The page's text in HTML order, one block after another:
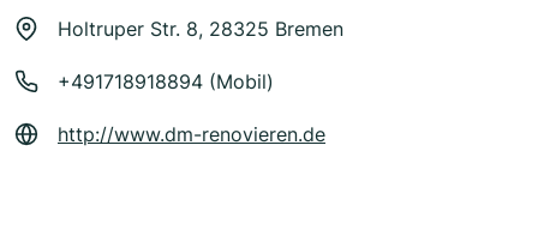
Holtruper Str. 8, 28325 Bremen
+491718918894 (Mobil)
http://www.dm-renovieren.de